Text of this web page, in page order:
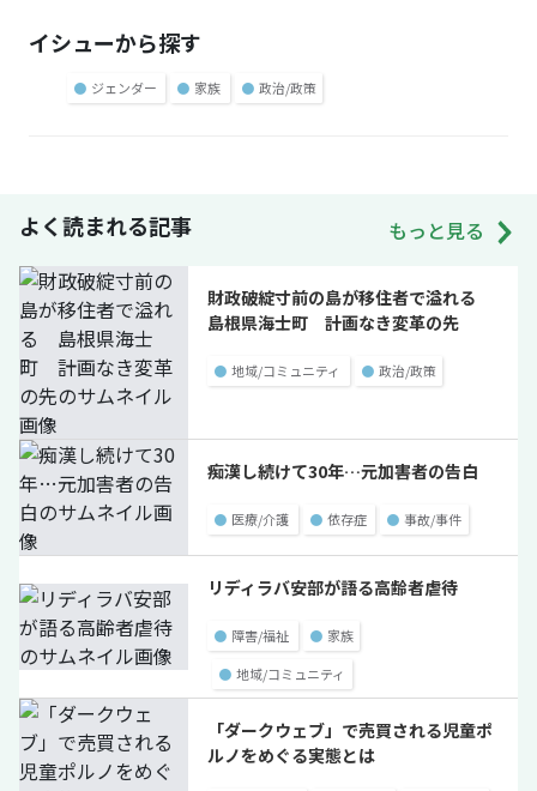
イシューから探す
● ジェンダー ● 家族 ● 政治/政策
よく読まれる記事 もっと見る
財政破綻寸前の島が移住者で溢れる
島根県海士町 計画なき変革の先
● 地域/コミュニティ ● 政治/政策
痴漢し続けて30年…元加害者の告白
● 医療/介護 ● 依存症 ● 事故/事件
リディラバ安部が語る高齢者虐待
● 障害/福祉 ● 家族
● 地域/コミュニティ
「ダークウェブ」で売買される児童ポ
ルノをめぐる実態とは